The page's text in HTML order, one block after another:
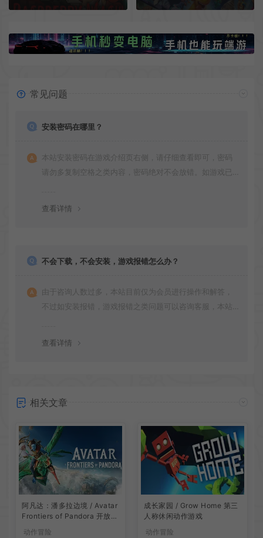
常见问题
安装密码在哪里？
本站安装密码在游戏介绍页右侧，请仔细查看即可，密码
请勿多复制空格之类内容，密码绝对不会放错。如游戏已
查看详情
不会下载，不会安装，游戏报错怎么办？
由于咨询人数过多，本站目前仅为会员进行操作和解答，
不过如安装报错，游戏报错之类问题可以咨询客服，本站
查看详情
相关文章
阿凡达：潘多拉边境 / Avatar
Frontiers of Pandora 开放世
动作冒险
成长家园 / Grow Home 第三
人称休闲动作游戏
动作冒险